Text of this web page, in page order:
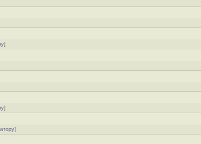
]
]
]